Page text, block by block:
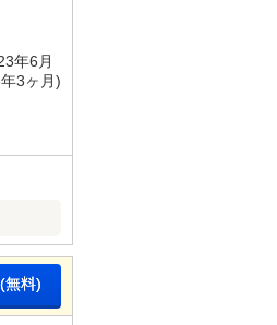
年6月
3ヶ月)
無料)